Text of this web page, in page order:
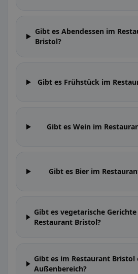
Gibt es Abendessen im
Bristol?
Gibt es Frühstück im
Gibt es Wein im
Gibt es Bier im
Gibt es vegetarische
Restaurant Bristol?
Gibt es im Restaurant Bristol
Außenbereich?